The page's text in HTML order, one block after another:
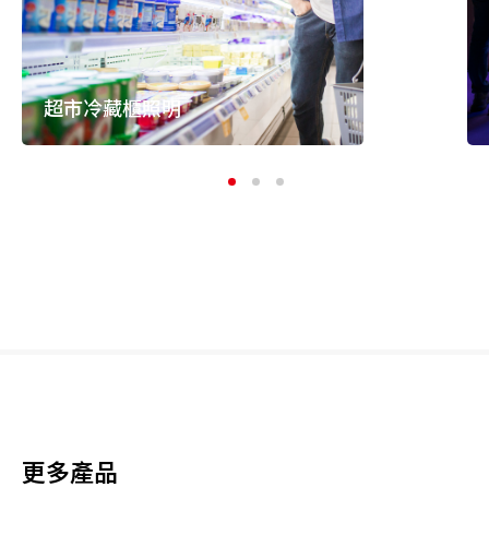
超市冷藏櫃照明
更多產品